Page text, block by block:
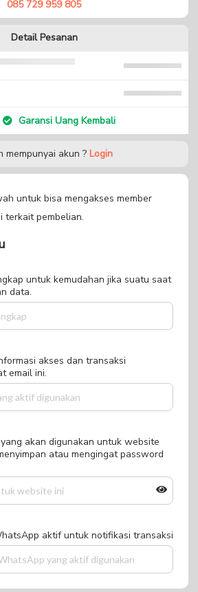
085 729 959 805
Detail Pesanan
Garansi Uang Kembali
mempunyai akun ? Login
untuk bisa mengakses member
terkait pembelian.
untuk kemudahan jika suatu saat
data.
akses dan transaksi
email ini.
akan digunakan untuk website
atau mengingat password
aktif untuk notifikasi transaksi